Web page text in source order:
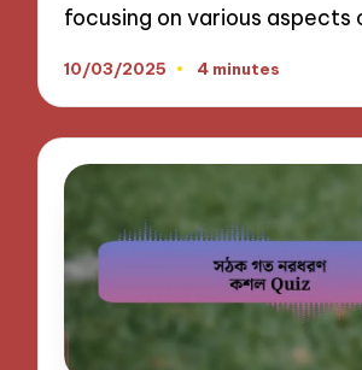
focusing on various aspects
10/03/2025 4 minutes